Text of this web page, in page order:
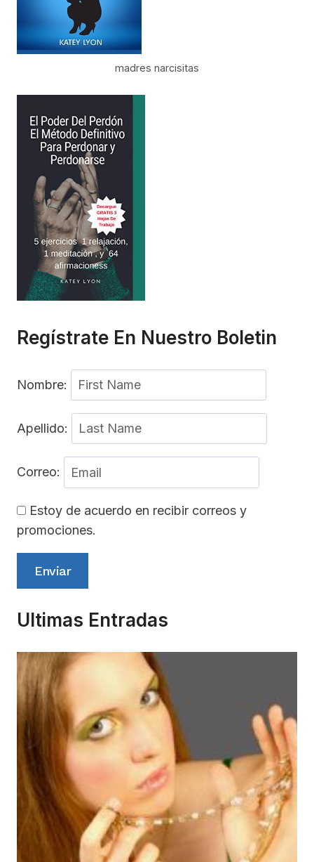
madres narcisitas
Regístrate En Nuestro Boletin
Nombre:
Apellido:
Correo:
Estoy de acuerdo en recibir correos y
promociones.
Enviar
Ultimas Entradas